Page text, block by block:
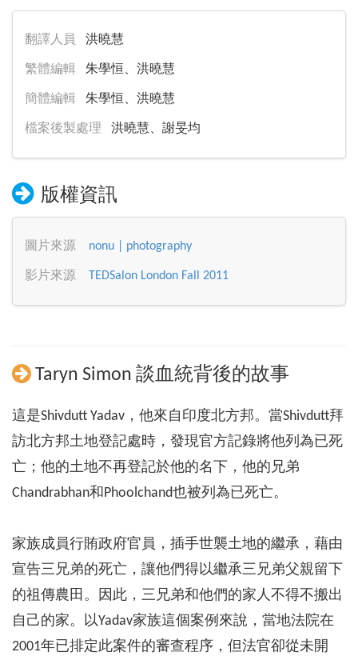
翻譯人員 洪曉慧
繁體編輯 朱學恒、洪曉慧
簡體編輯 朱學恒、洪曉慧
檔案後製處理 洪曉慧、謝旻均
版權資訊
圖片來源 nonu | photography
影片來源 TEDSalon London Fall 2011
Taryn Simon 談血統背後的故事
這是Shivdutt Yadav，他來自印度北方邦。當Shivdutt拜
訪北方邦土地登記處時，發現官方記錄將他列為已死
亡；他的土地不再登記於他的名下，他的兄弟
Chandrabhan和Phoolchand也被列為已死亡。
家族成員行賄政府官員，插手世襲土地的繼承，藉由
宣告三兄弟的死亡，讓他們得以繼承三兄弟父親留下
的祖傳農田。因此，三兄弟和他們的家人不得不搬出
自己的家。以Yadav家族這個案例來說，當地法院在
2001年已排定此案件的審查程序，但法官卻從未開